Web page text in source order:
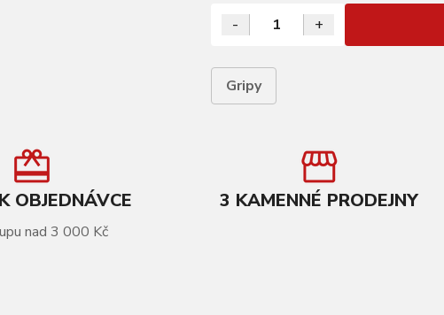
- +
Gripy
OBJEDNÁVCE
nad 3 000 Kč
3 KAMENNÉ PRODEJNY